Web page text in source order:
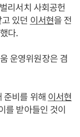
리서치 사회공헌
있던 이서현을 전
다.
운영위원장은 겸
준비를 위해 이서현
를 받아들인 것이